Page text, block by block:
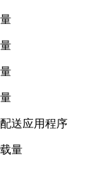
送应用程序
量